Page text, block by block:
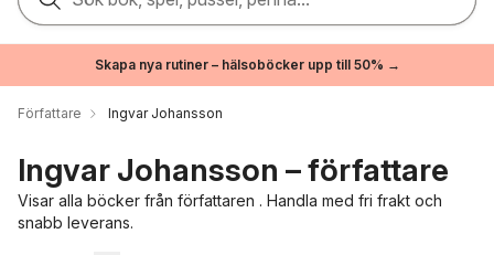
Skapa nya rutiner – hälsoböcker upp till 50% →
Författare Ingvar Johansson
Ingvar Johansson – författare
Visar alla böcker från författaren . Handla med fri frakt och
snabb leverans.